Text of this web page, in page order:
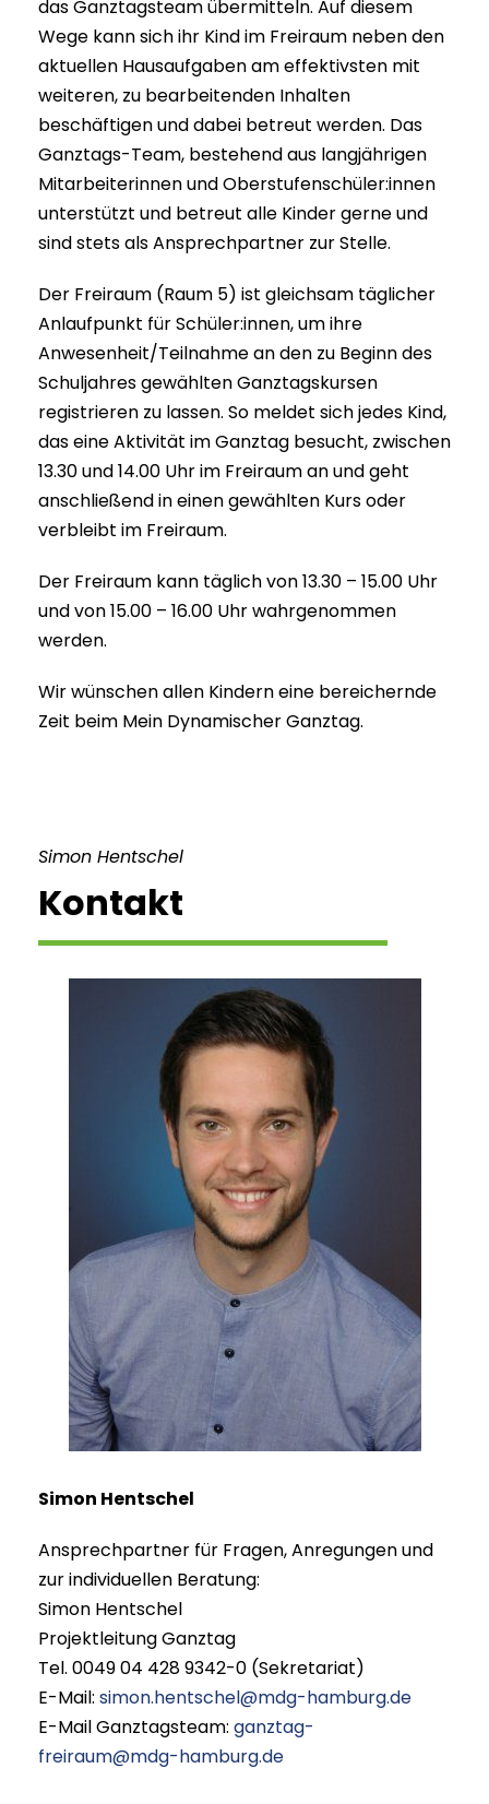
das Ganztagsteam übermitteln. Auf diesem
Wege kann sich ihr Kind im Freiraum neben den
aktuellen Hausaufgaben am effektivsten mit
weiteren, zu bearbeitenden Inhalten
beschäftigen und dabei betreut werden. Das
Ganztags-Team, bestehend aus langjährigen
Mitarbeiterinnen und Oberstufenschüler:innen
unterstützt und betreut alle Kinder gerne und
sind stets als Ansprechpartner zur Stelle.
Der Freiraum (Raum 5) ist gleichsam täglicher
Anlaufpunkt für Schüler:innen, um ihre
Anwesenheit/Teilnahme an den zu Beginn des
Schuljahres gewählten Ganztagskursen
registrieren zu lassen. So meldet sich jedes Kind,
das eine Aktivität im Ganztag besucht, zwischen
13.30 und 14.00 Uhr im Freiraum an und geht
anschließend in einen gewählten Kurs oder
verbleibt im Freiraum.
Der Freiraum kann täglich von 13.30 – 15.00 Uhr
und von 15.00 – 16.00 Uhr wahrgenommen
werden.
Wir wünschen allen Kindern eine bereichernde
Zeit beim Mein Dynamischer Ganztag.
Simon Hentschel
Kontakt
Simon Hentschel
Ansprechpartner für Fragen, Anregungen und
zur individuellen Beratung:
Simon Hentschel
Projektleitung Ganztag
Tel. 0049 04 428 9342-0 (Sekretariat)
E-Mail: simon.hentschel@mdg-hamburg.de
E-Mail Ganztagsteam: ganztag-
freiraum@mdg-hamburg.de